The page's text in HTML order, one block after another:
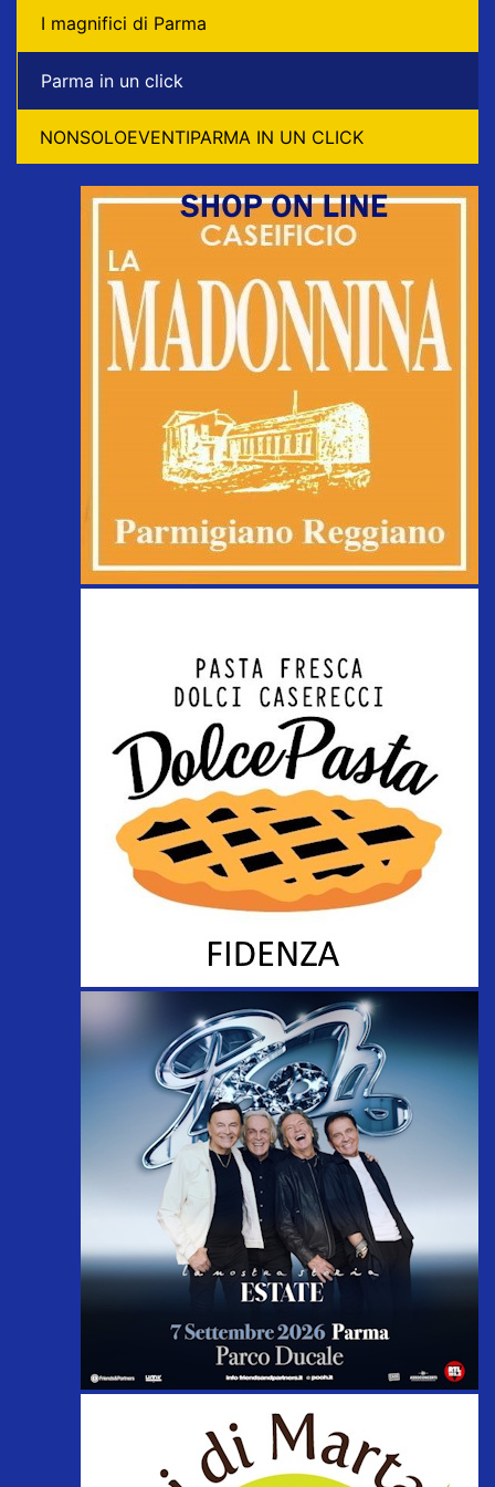
I magnifici di Parma
Parma in un click
NONSOLOEVENTIPARMA IN UN CLICK